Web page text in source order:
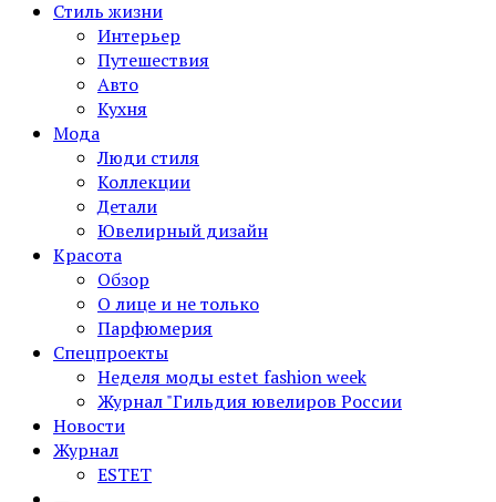
Стиль жизни
Интерьер
Путешествия
Авто
Кухня
Мода
Люди стиля
Коллекции
Детали
Ювелирный дизайн
Красота
Обзор
О лице и не только
Парфюмерия
Спецпроекты
Неделя моды estet fashion week
Журнал "Гильдия ювелиров России
Новости
Журнал
ESTET